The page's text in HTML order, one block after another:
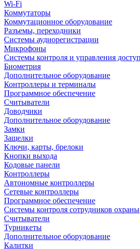
Wi-Fi
Коммутаторы
Коммутационное оборудование
Разъемы, переходники
Системы аудиорегистрации
Микрофоны
Системы контроля и управления
Биометрия
Дополнительное оборудование
Контроллеры и терминалы
Программное обеспечение
Считыватели
Доводчики
Дополнительное оборудование
Замки
Защелки
Ключи, карты, брелоки
Кнопки выхода
Кодовые панели
Контроллеры
Автономные контроллеры
Сетевые контроллеры
Программное обеспечение
Системы контроля сотрудников охраны
Считыватели
Турникеты
Дополнительное оборудование
Калитки